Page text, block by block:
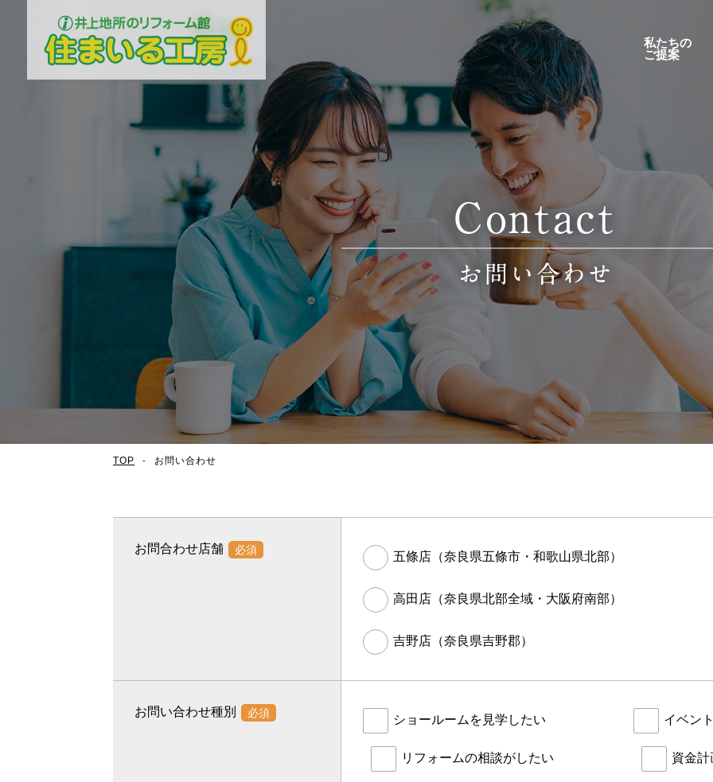
私たちの
ご提案
TOP お問い合わせ
お問合わせ店舗 必須
五條店（奈良県五條市・和歌山県北部）
高田店（奈良県北部全域・大阪府南部）
吉野店（奈良県吉野郡）
お問い合わせ種別 必須
ショールームを見学したい イベン
リフォームの相談がしたい 資金